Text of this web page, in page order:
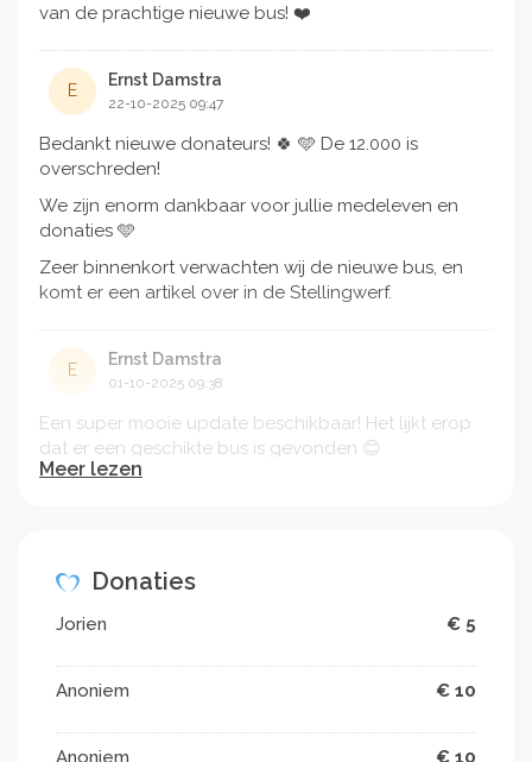
van de prachtige nieuwe bus! ❤️
E
Ernst Damstra
22-10-2025 09:47
Bedankt nieuwe donateurs! 🍀 🩵 De 12.000 is
overschreden!
We zijn enorm dankbaar voor jullie medeleven en
donaties 🩵
Zeer binnenkort verwachten wij de nieuwe bus, en
komt er een artikel over in de Stellingwerf.
E
Ernst Damstra
01-10-2025 09:38
Een super mooie update beschikbaar! Het lijkt erop
dat er een geschikte bus is gevonden 😊
Elke donatie is natuurlijk nog van harte welkom! 🙏🏽
E
Ernst Damstra
15-09-2025 17:21
Meer lezen
Donaties
Jorien € 5
Anoniem € 10
Anoniem € 10